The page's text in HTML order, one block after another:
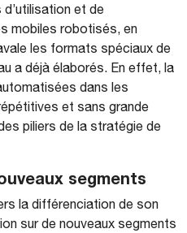
et de
mobiles robotisés, en
les formats spéciaux de
a déjà élaborés. En effet, la
dans les
et sans grande
piliers de la stratégie de
segments
la différenciation de son
sur de nouveaux segments